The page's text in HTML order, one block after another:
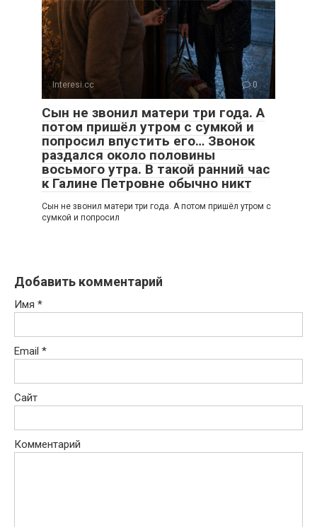
Interesi.cc 0
Сын не звонил матери три года. А
потом пришёл утром с сумкой и
попросил впустить его… Звонок
раздался около половины
восьмого утра. В такой ранний час
к Галине Петровне обычно никт
Сын не звонил матери три года. А потом пришёл утром с
сумкой и попросил
Добавить комментарий
Имя *
Email *
Сайт
Комментарий